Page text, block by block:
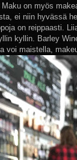
on myös
ei niin hyvässä
on reippaasti.
kyllin. Barley
voi maistella,